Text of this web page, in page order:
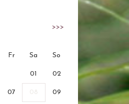
>>>
Fr Sa So
01 02
07 08 09